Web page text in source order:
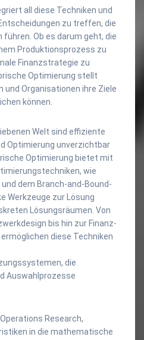
all diese Techniken und
zu treffen, die
Ob es darum geht, die
Produktionsprozess zu
Finanzstrategie zu
Optimierung stellt
und Organisationen ihre Ziele
können.
Welt sind effiziente
Optimierung unverzichtbar
Optimierung bietet mit
wie
dem Branch-and-Bound-
Werkzeuge zur Lösung
Lösungsräumen. Von
bis hin zur Finanz-
diese Techniken
die
Auswahlprozesse
Research,
in die mathematische